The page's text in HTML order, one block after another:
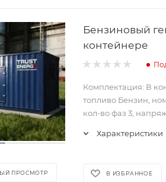
ПРОСМОТР
Бензиновый
контейнере
Комплектация: В
топливо Бензин,
кол-во фаз 3,
Характеристики
В ИЗБРАННОЕ